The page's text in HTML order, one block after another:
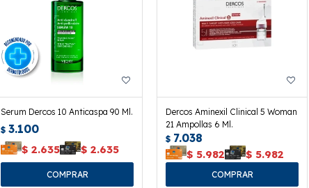
Serum Dercos 10 Anticaspa 90 Ml.
$ 3.100
$ 2.635 $ 2.635
Dercos Aminexil Clinical 5 Woman
21 Ampollas 6 Ml.
$ 7.038
$ 5.982 $ 5.982